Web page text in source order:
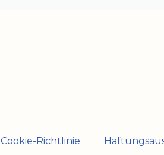
Cookie-Richtlinie